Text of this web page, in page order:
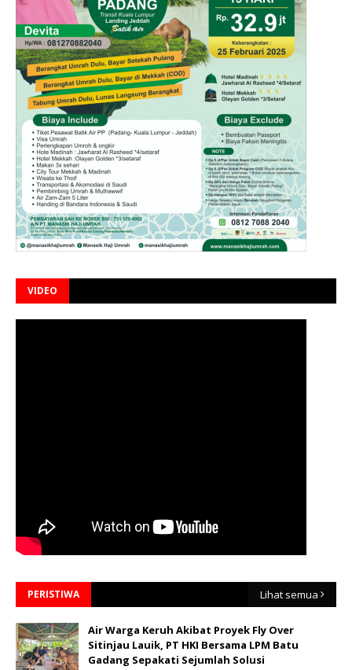
VIDEO
PERISTIWA Lihat semua
Air Warga Keruh Akibat Proyek Fly Over
Sitinjau Lauik, PT HKI Bersama LPM Batu
Gadang Sepakati Sejumlah Solusi